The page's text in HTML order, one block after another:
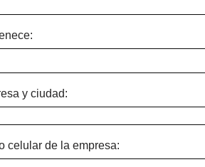
y ciudad:
celular de la empresa: